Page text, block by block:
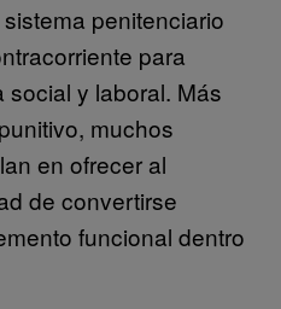
penitenciario
para
y laboral. Más
muchos
en ofrecer al
de convertirse
funcional dentro